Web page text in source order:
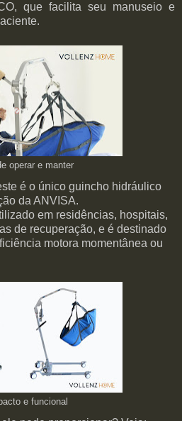
que facilita seu manuseio e
operar e manter
é o único guincho hidráulico
da ANVISA.
em residências, hospitais,
de recuperação, e é destinado
motora momentânea ou
e funcional